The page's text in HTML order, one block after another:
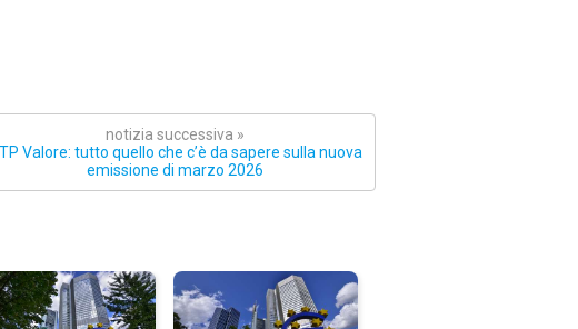
notizia successiva »
Valore: tutto quello che c’è da sapere sulla nuova
emissione di marzo 2026